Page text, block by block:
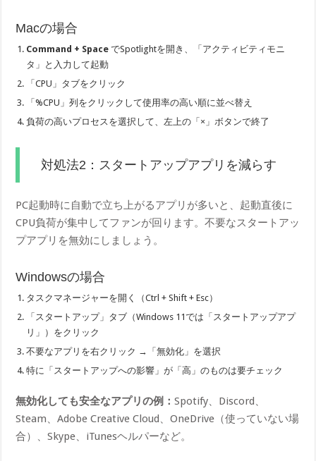
Macの場合
Command + Space でSpotlightを開き、「アクティビティモニ
タ」と入力して起動
「CPU」タブをクリック
「%CPU」列をクリックして使用率の高い順に並べ替え
負荷の高いプロセスを選択して、左上の「×」ボタンで終了
対処法2：スタートアップアプリを減らす
PC起動時に自動で立ち上がるアプリが多いと、起動直後に
CPU負荷が集中してファンが回ります。不要なスタートアッ
プアプリを無効にしましょう。
Windowsの場合
タスクマネージャーを開く（Ctrl + Shift + Esc）
「スタートアップ」タブ（Windows 11では「スタートアップアプ
リ」）をクリック
不要なアプリを右クリック →「無効化」を選択
特に「スタートアップへの影響」が「高」のものは要チェック
無効化しても安全なアプリの例：Spotify、Discord、
Steam、Adobe Creative Cloud、OneDrive（使っていない場
合）、Skype、iTunesヘルパーなど。